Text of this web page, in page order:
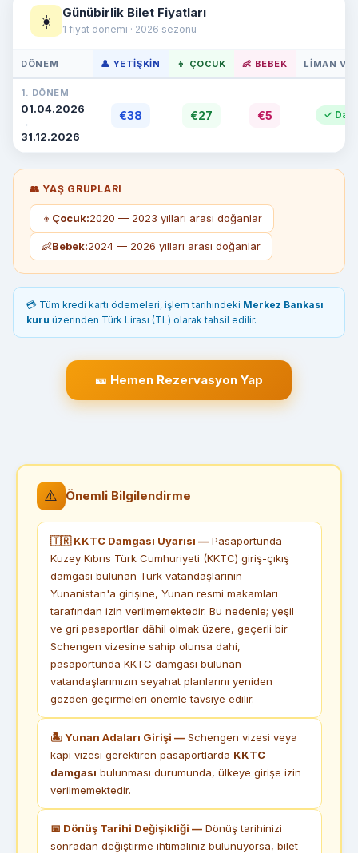
☀️ Günübirlik Bilet Fiyatları
1 fiyat dönemi · 2026 sezonu
DÖNEM 👤 YETIŞKIN 👦 ÇOCUK 👶 BEBEK LIMAN
1. DÖNEM
01.04.2026
→
31.12.2026
€38 €27 €5 ✓
👥 YAŞ GRUPLARI
👦 Çocuk:2020 — 2023 yılları arası doğanlar
👶Bebek:2024 — 2026 yılları arası doğanlar
💳 Tüm kredi kartı ödemeleri, işlem tarihindeki Merkez Bankası
kuru üzerinden Türk Lirası (TL) olarak tahsil edilir.
🎫 Hemen Rezervasyon Yap
⚠️ Önemli Bilgilendirme
🇹🇷 KKTC Damgası Uyarısı —Pasaportunda
Kuzey Kıbrıs Türk Cumhuriyeti (KKTC) giriş-çıkış
damgası bulunan Türk vatandaşlarının
Yunanistan'a girişine, Yunan resmi makamları
tarafından izin verilmemektedir. Bu nedenle; yeşil
ve gri pasaportlar dâhil olmak üzere, geçerli bir
Schengen vizesine sahip olunsa dahi,
pasaportunda KKTC damgası bulunan
vatandaşlarımızın seyahat planlarını yeniden
gözden geçirmeleri önemle tavsiye edilir.
🏝 Yunan Adaları Girişi —Schengen vizesi veya
kapı vizesi gerektiren pasaportlarda KKTC
damgası bulunması durumunda, ülkeye girişe izin
verilmemektedir.
📅 Dönüş Tarihi Değişikliği —Dönüş tarihinizi
sonradan değiştirme ihtimaliniz bulunuyorsa, bilet